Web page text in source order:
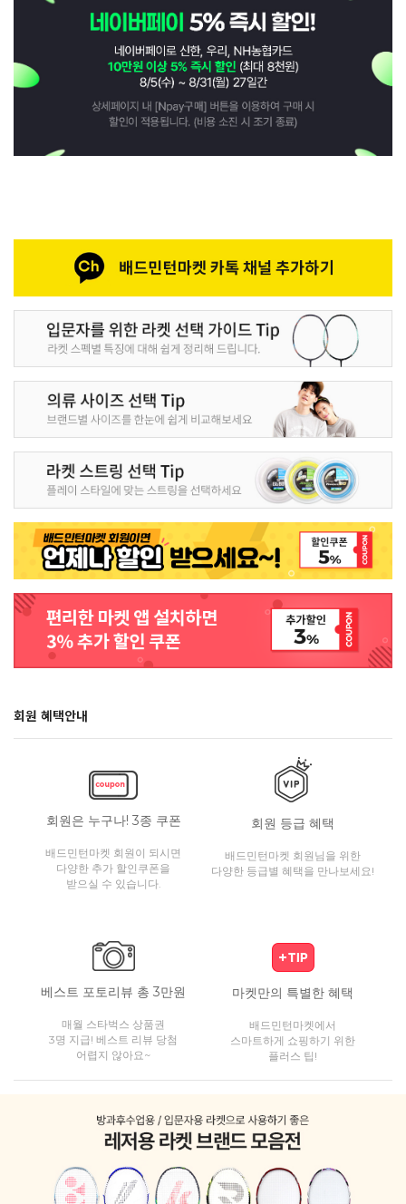
회원 혜택안내
회원은 누구나! 3종 쿠폰
배드민턴마켓 회원이 되시면
다양한 추가 할인쿠폰을
받으실 수 있습니다.
회원 등급 혜택
배드민턴마켓 회원님을 위한
다양한 등급별 혜택을 만나보세요!
베스트 포토리뷰 총 3만원
매월 스타벅스 상품권
3명 지급! 베스트 리뷰 당첨
어렵지 않아요~
마켓만의 특별한 혜택
배드민턴마켓에서
스마트하게 쇼핑하기 위한
플러스 팁!